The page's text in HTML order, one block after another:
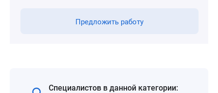
Предложить работу
Специалистов в данной категории: